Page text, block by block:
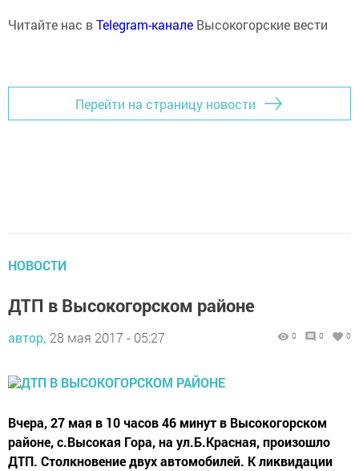
Читайте нас вTelegram-канале Высокогорские вести
Перейти на страницу новости
НОВОСТИ
ДТП в Высокогорском районе
автор, 28 мая 2017 - 05:27 0 0 0
Вчера, 27 мая в 10 часов 46 минут в Высокогорском
районе, с.Высокая Гора, на ул.Б.Красная, произошло
ДТП. Столкновение двух автомобилей. К ликвидации